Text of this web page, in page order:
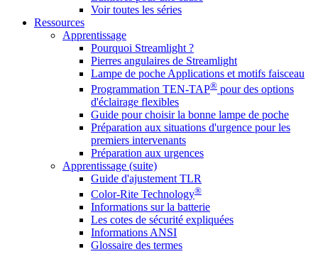
Voir toutes les séries
Ressources
Apprentissage
Pourquoi Streamlight ?
Pierres angulaires de Streamlight
Lampe de poche Applications et motifs faisceau
Programmation TEN-TAP® pour des options
d'éclairage flexibles
Guide pour choisir la bonne lampe de poche
Préparation aux situations d'urgence pour les
premiers intervenants
Préparation aux urgences
Apprentissage (suite)
Guide d'ajustement TLR
Color-Rite Technology®
Informations sur la batterie
Les cotes de sécurité expliquées
Informations ANSI
Glossaire des termes